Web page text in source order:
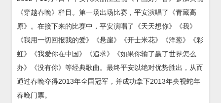
《穿越春晚》栏目。第一场出场比赛，平安演唱了《青藏高
原》。在接下来的比赛中，平安演唱了《天天想你》《我》
《我用一切回报我的爱》《悬崖》《开士米花》《洋葱》《彩
虹》《我爱你在中国》《追求》《如果你输了赢了世界怎么
办》《没有你》等经典歌曲。最终平安以绝对优势胜出，从而
通过春晚夺得2013年全国冠军，并成功拿下2013年央视蛇年
春晚门票。